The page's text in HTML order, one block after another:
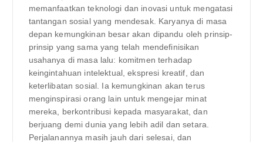
memanfaatkan teknologi dan inovasi untuk mengatasi
tantangan sosial yang mendesak. Karyanya di masa
depan kemungkinan besar akan dipandu oleh prinsip-
prinsip yang sama yang telah mendefinisikan
usahanya di masa lalu: komitmen terhadap
keingintahuan intelektual, ekspresi kreatif, dan
keterlibatan sosial. Ia kemungkinan akan terus
menginspirasi orang lain untuk mengejar minat
mereka, berkontribusi kepada masyarakat, dan
berjuang demi dunia yang lebih adil dan setara.
Perjalanannya masih jauh dari selesai, dan